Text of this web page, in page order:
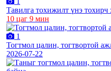
Тавилга тохижилт үнэ тохирч
10 цаг 9 мин
1
Тогтмол цалин, тогтвортой
2026-07-22